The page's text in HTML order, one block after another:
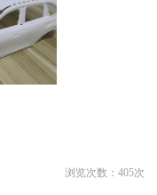
浏览次数： 405次